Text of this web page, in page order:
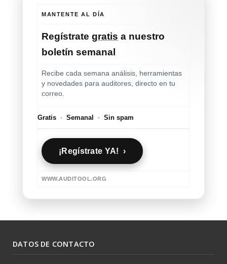
MANTENTE AL DÍA
Regístrate gratis a nuestro
boletín semanal
Recibe cada semana análisis, herramientas
y novedades para auditores, directo en tu
correo.
Gratis · Semanal · Sin spam
¡Regístrate YA! ›
WWW.AUDITOOL.ORG
DATOS DE CONTACTO